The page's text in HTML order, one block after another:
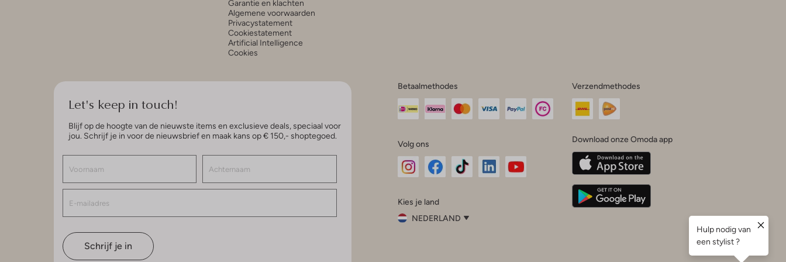
Garantie en klachten
Algemene voorwaarden
Privacystatement
Cookiestatement
Artificial Intelligence
Cookies
Let's keep in touch!
Blijf op de hoogte van de nieuwste items en exclusieve deals, speciaal voor
jou. Schrijf je in voor de nieuwsbrief en maak kans op € 150,- shoptegoed.
Schrijf je in
Betaalmethodes
Volg ons
InstagramFacebook
Kies je land
NEDERLAND
Verzendmethodes
Download onze Omoda app